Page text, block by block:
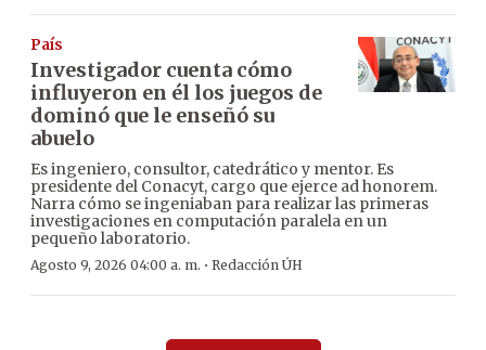
País
Investigador cuenta cómo
influyeron en él los juegos de
dominó que le enseñó su
abuelo
Es ingeniero, consultor, catedrático y mentor. Es
presidente del Conacyt, cargo que ejerce ad honorem.
Narra cómo se ingeniaban para realizar las primeras
investigaciones en computación paralela en un
pequeño laboratorio.
Agosto 9, 2026 04:00 a. m. · Redacción ÚH